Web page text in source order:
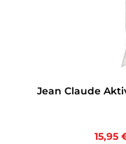
Jean Claude
15,95